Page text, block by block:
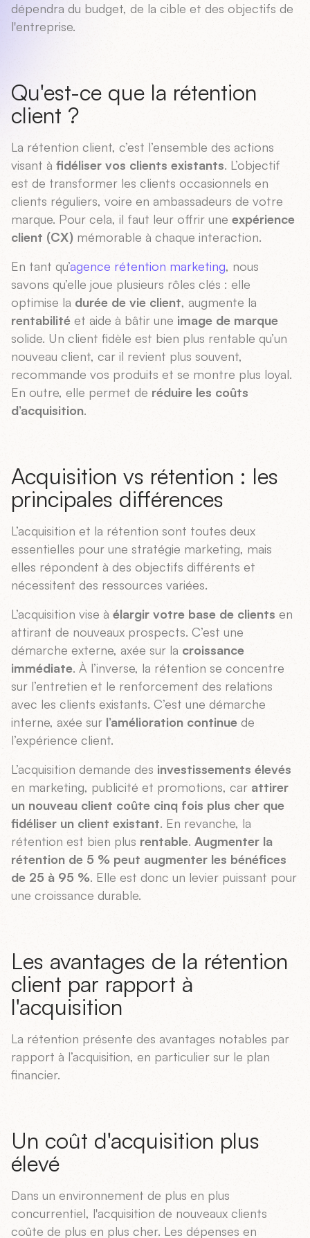
dépendra du budget, de la cible et des objectifs de
l'entreprise.
Qu'est-ce que la rétention
client ?
La rétention client, c’est l’ensemble des actions
visant à fidéliser vos clients existants. L’objectif
est de transformer les clients occasionnels en
clients réguliers, voire en ambassadeurs de votre
marque. Pour cela, il faut leur offrir une expérience
client (CX) mémorable à chaque interaction.
En tant qu’agence rétention marketing, nous
savons qu’elle joue plusieurs rôles clés : elle
optimise la durée de vie client, augmente la
rentabilité et aide à bâtir une image de marque
solide. Un client fidèle est bien plus rentable qu’un
nouveau client, car il revient plus souvent,
recommande vos produits et se montre plus loyal.
En outre, elle permet de réduire les coûts
d’acquisition.
Acquisition vs rétention : les
principales différences
L’acquisition et la rétention sont toutes deux
essentielles pour une stratégie marketing, mais
elles répondent à des objectifs différents et
nécessitent des ressources variées.
L’acquisition vise à élargir votre base de clients en
attirant de nouveaux prospects. C’est une
démarche externe, axée sur la croissance
immédiate. À l’inverse, la rétention se concentre
sur l’entretien et le renforcement des relations
avec les clients existants. C’est une démarche
interne, axée sur l’amélioration continue de
l’expérience client.
L’acquisition demande des investissements élevés
en marketing, publicité et promotions, car attirer
un nouveau client coûte cinq fois plus cher que
fidéliser un client existant. En revanche, la
rétention est bien plus rentable. Augmenter la
rétention de 5 % peut augmenter les bénéfices
de 25 à 95 %. Elle est donc un levier puissant pour
une croissance durable.
Les avantages de la rétention
client par rapport à
l'acquisition
La rétention présente des avantages notables par
rapport à l’acquisition, en particulier sur le plan
financier.
Un coût d'acquisition plus
élevé
Dans un environnement de plus en plus
concurrentiel, l'acquisition de nouveaux clients
coûte de plus en plus cher. Les dépenses en